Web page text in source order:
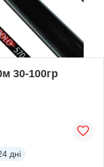
30-100гр
дні